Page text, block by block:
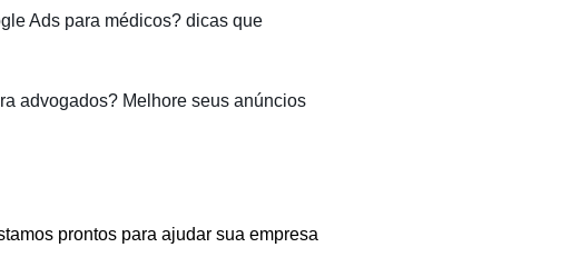
Ads para médicos? dicas que
advogados? Melhore seus anúncios
prontos para ajudar sua empresa